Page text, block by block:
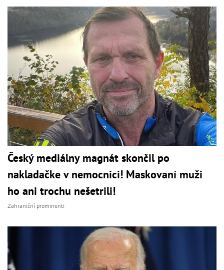
Český mediálny magnát skončil po
nakladačke v nemocnici! Maskovaní muži
ho ani trochu nešetrili!
Zahraniční prominenti